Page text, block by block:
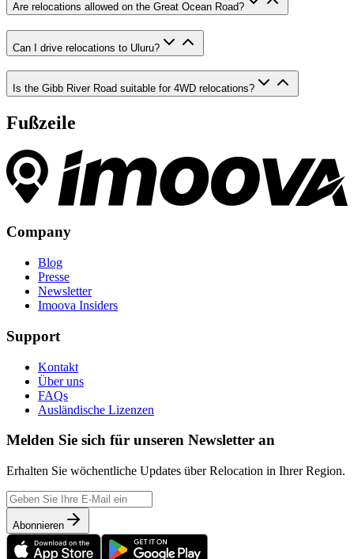
Are relocations allowed on the Great Ocean Road?
Can I drive relocations to Uluru?
Is the Gibb River Road suitable for 4WD relocations?
Fußzeile
Company
Blog
Presse
Newsletter
Imoova Insiders
Support
Kontakt
Über uns
FAQs
Ausländische Lizenzen
Melden Sie sich für unseren Newsletter an
Erhalten Sie wöchentliche Updates über Relocation in Ihrer Region.
Abonnieren